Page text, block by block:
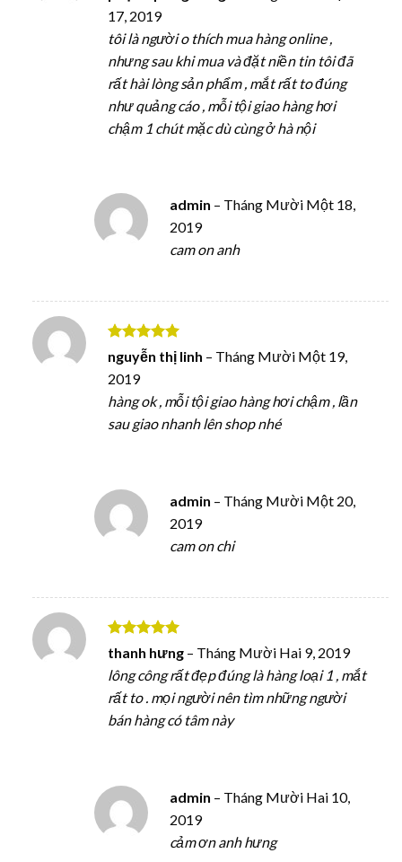
hạng
5
sao
17, 2019
tôi là người o thích mua hàng online ,
nhưng sau khi mua và đặt niền tin tôi đã
rất hài lòng sản phẩm , mắt rất to đúng
như quảng cáo , mỗi tội giao hàng hơi
chậm 1 chút mặc dù cùng ở hà nội
admin – Tháng Mười Một 18,
2019
cam on anh
Được xếp
hạng55
sao
nguyễn thị linh – Tháng Mười Một 19,
2019
hàng ok , mỗi tội giao hàng hơi chậm , lần
sau giao nhanh lên shop nhé
admin – Tháng Mười Một 20,
2019
cam on chi
Được xếp
hạng5 5
sao
thanh hưng – Tháng Mười Hai 9, 2019
lông công rất đẹp đúng là hàng loại 1 , mắt
rất to . mọi người nên tìm những người
bán hàng có tâm này
admin – Tháng Mười Hai 10,
2019
cảm ơn anh hưng